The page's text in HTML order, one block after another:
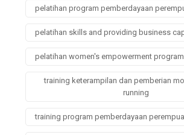
pelatihan program pemberdayaan
pelatihan skills and providing business
pelatihan women's empowerment
training keterampilan dan pemberian
running
training program pemberdayaan